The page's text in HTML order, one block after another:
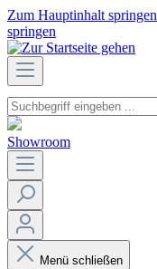
Zum Hauptinhalt springen
springen
Showroom
Menü schließen